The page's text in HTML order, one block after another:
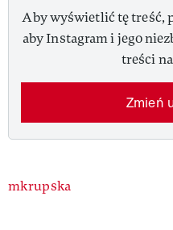
Aby wyświetlić tę treść,
aby Instagram i jego
treści
Zmień
Authors
mkrupska